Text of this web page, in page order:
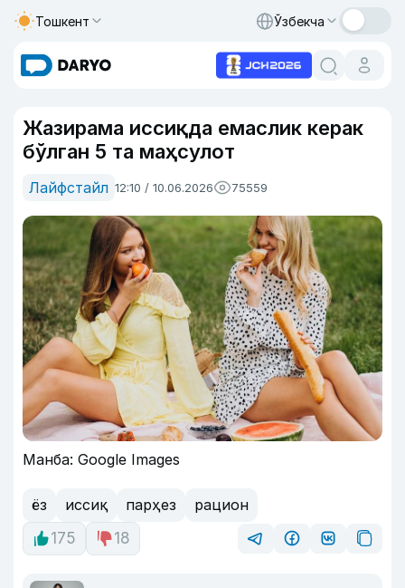
Тошкент Ўзбекча
Жазирама иссиқда емаслик керак
бўлган 5 та маҳсулот
Лайфстайл 12:10 / 10.06.2026 75559
Манба: Google Images
ёз иссиқ парҳез
рацион
175
18